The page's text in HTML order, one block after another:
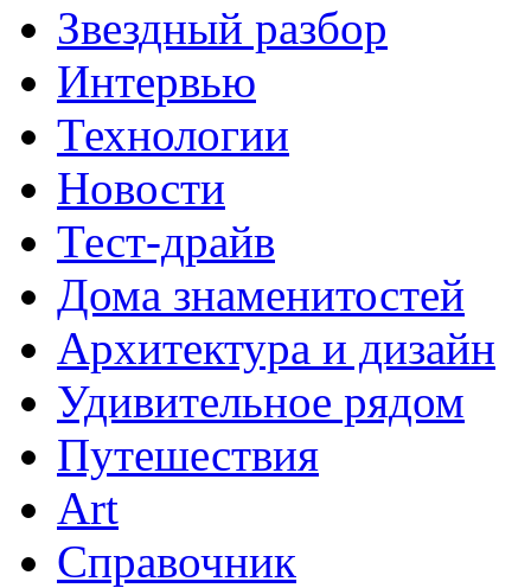
Звездный разбор
Интервью
Технологии
Новости
Тест-драйв
Дома знаменитостей
Архитектура и дизайн
Удивительное рядом
Путешествия
Art
Cправочник